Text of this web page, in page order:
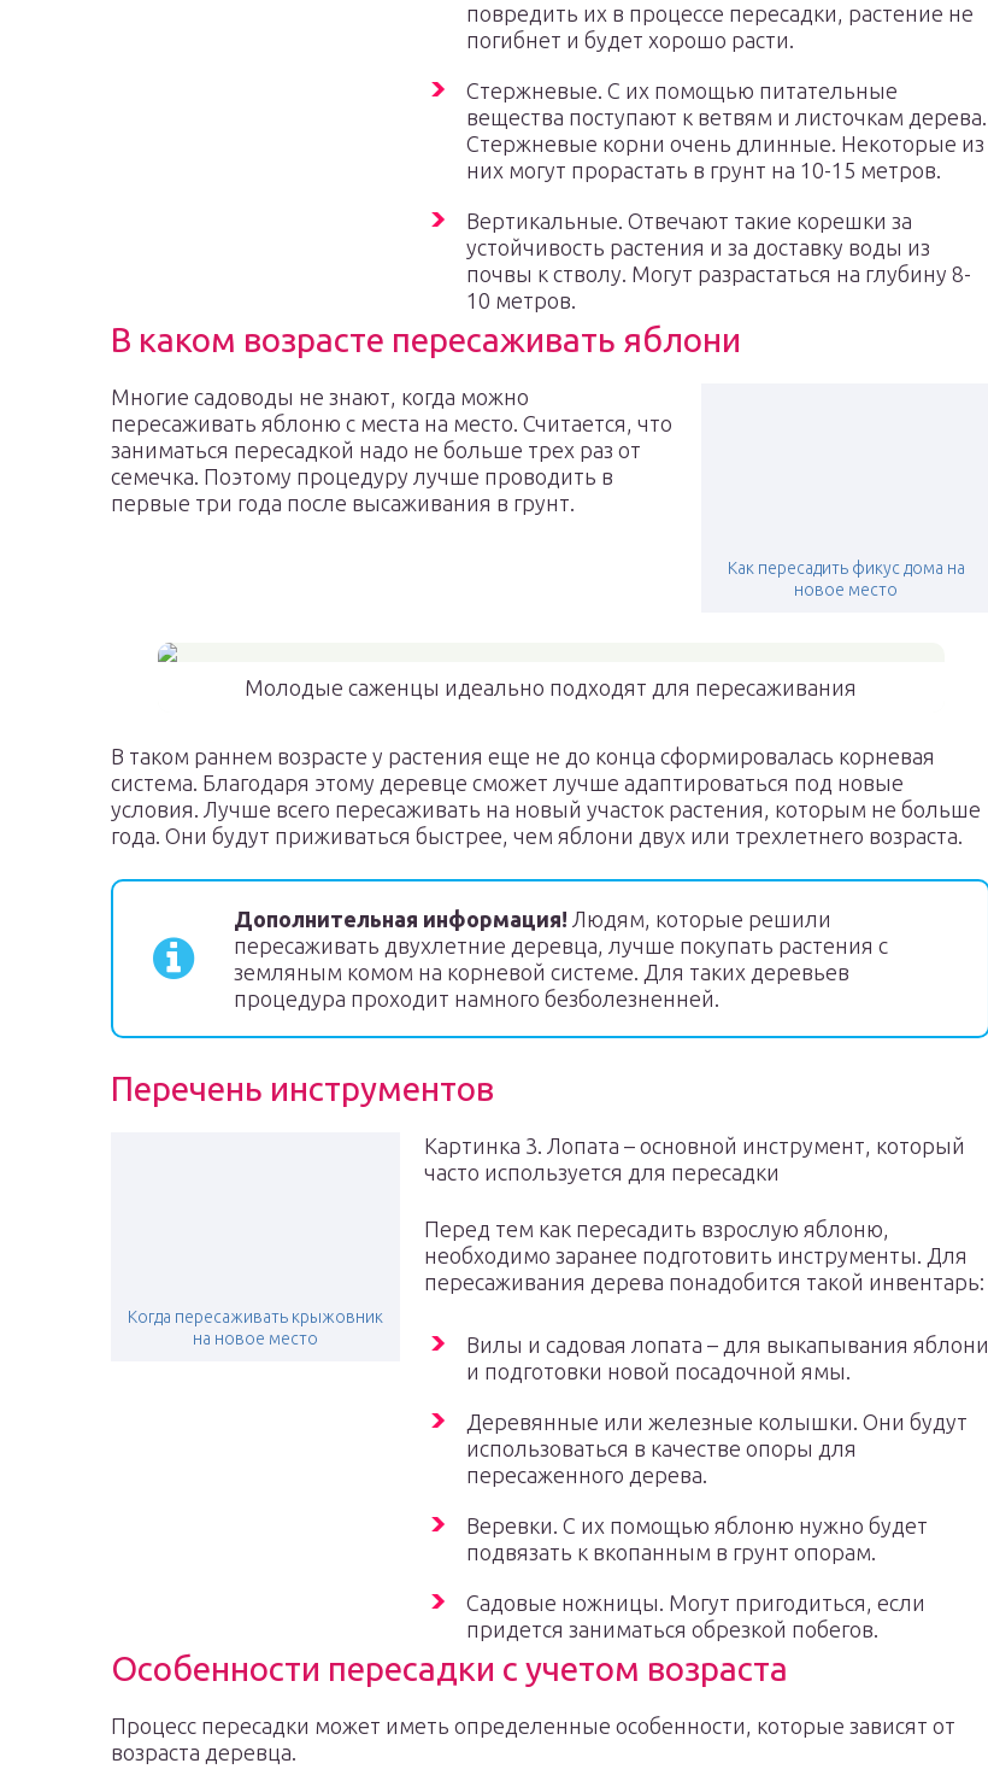
повредить их в процессе пересадки, растение не
погибнет и будет хорошо расти.
Стержневые. С их помощью питательные
вещества поступают к ветвям и листочкам дерева.
Стержневые корни очень длинные. Некоторые из
них могут прорастать в грунт на 10-15 метров.
Вертикальные. Отвечают такие корешки за
устойчивость растения и за доставку воды из
почвы к стволу. Могут разрастаться на глубину 8-
10 метров.
В каком возрасте пересаживать яблони
Как пересадить фикус дома на
новое место
Многие садоводы не знают, когда можно
пересаживать яблоню с места на место. Считается, что
заниматься пересадкой надо не больше трех раз от
семечка. Поэтому процедуру лучше проводить в
первые три года после высаживания в грунт.
Молодые саженцы идеально подходят для пересаживания
В таком раннем возрасте у растения еще не до конца сформировалась корневая
система. Благодаря этому деревце сможет лучше адаптироваться под новые
условия. Лучше всего пересаживать на новый участок растения, которым не больше
года. Они будут приживаться быстрее, чем яблони двух или трехлетнего возраста.
Дополнительная информация! Людям, которые решили
пересаживать двухлетние деревца, лучше покупать растения с
земляным комом на корневой системе. Для таких деревьев
процедура проходит намного безболезненней.
Перечень инструментов
Когда пересаживать крыжовник
на новое место
Картинка 3. Лопата – основной инструмент, который
часто используется для пересадки
Перед тем как пересадить взрослую яблоню,
необходимо заранее подготовить инструменты. Для
пересаживания дерева понадобится такой инвентарь:
Вилы и садовая лопата – для выкапывания яблони
и подготовки новой посадочной ямы.
Деревянные или железные колышки. Они будут
использоваться в качестве опоры для
пересаженного дерева.
Веревки. С их помощью яблоню нужно будет
подвязать к вкопанным в грунт опорам.
Садовые ножницы. Могут пригодиться, если
придется заниматься обрезкой побегов.
Особенности пересадки с учетом возраста
Процесс пересадки может иметь определенные особенности, которые зависят от
возраста деревца.